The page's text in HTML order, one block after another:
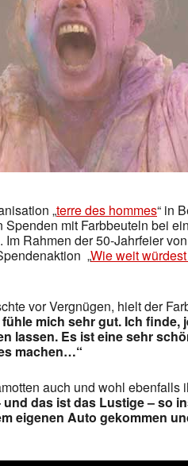
„terre des hommes“ in
mit Farbbeuteln bei
Rahmen der 50-Jahrfeier
„Wie weit
vor Vergnügen, hielt der
fühle mich sehr gut. Ich
lassen. Es ist eine sehr
machen…“
auch und wohl ebenfalls
und das ist das Lustige – so
eigenen Auto gekommen